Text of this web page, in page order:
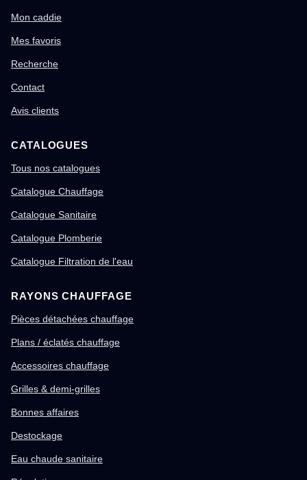
Mon caddie
Mes favoris
Recherche
Contact
Avis clients
CATALOGUES
Tous nos catalogues
Catalogue Chauffage
Catalogue Sanitaire
Catalogue Plomberie
Catalogue Filtration de l'eau
RAYONS CHAUFFAGE
Pièces détachées chauffage
Plans / éclatés chauffage
Accessoires chauffage
Grilles & demi-grilles
Bonnes affaires
Destockage
Eau chaude sanitaire